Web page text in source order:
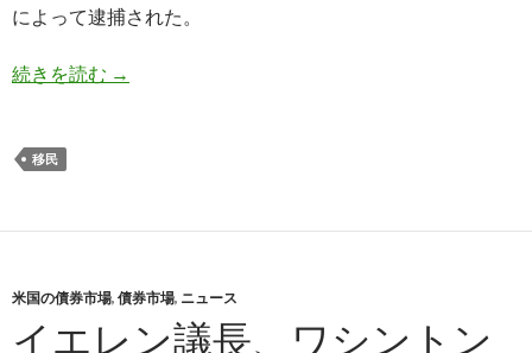
によって逮捕された。
続きを読む 70件の殺人の請け負った殺しのプロがヨーロッ
→
移民
米国の債券市場, 債券市場, ニュース
イエレン議長、ワシントン